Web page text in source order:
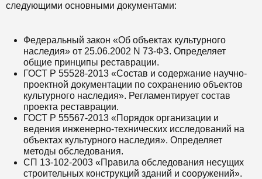
следующими основными документами:
Федеральный закон «Об объектах культурного
наследия» от 25.06.2002 N 73-ФЗ. Определяет
общие принципы реставрации.
ГОСТ Р 55528-2013 «Состав и содержание научно-
проектной документации по сохранению объектов
культурного наследия». Регламентирует состав
проекта реставрации.
ГОСТ Р 55567-2013 «Порядок организации и
ведения инженерно-технических исследований на
объектах культурного наследия». Определяет
методы обследования.
СП 13-102-2003 «Правила обследования несущих
строительных конструкций зданий и сооружений».